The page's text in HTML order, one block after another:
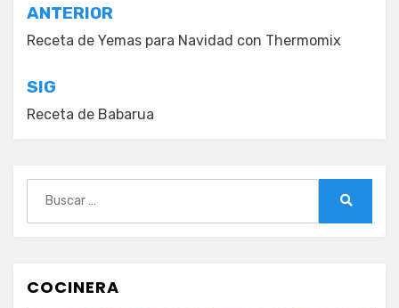
Navegación
de
entradas
ANTERIOR
Receta de Yemas para Navidad con Thermomix
SIG
Receta de Babarua
COCINERA